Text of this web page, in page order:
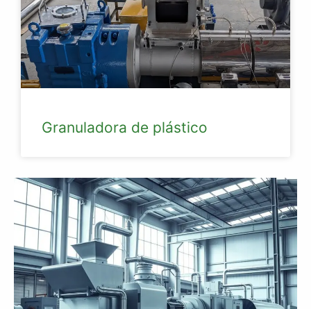
Granuladora de plástico